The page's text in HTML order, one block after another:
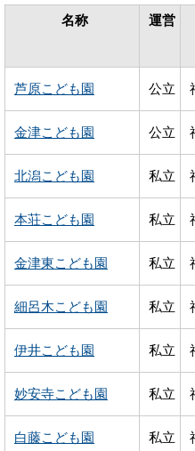
名称 運営
芦原こども園 公立
金津こども園 公立
北潟こども園 私立
本荘こども園 私立
金津東こども園 私立
細呂木こども園 私立
伊井こども園 私立
妙安寺こども園 私立
白藤こども園 私立